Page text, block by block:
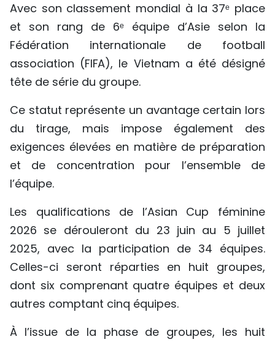
ENGLISH
中文
ESPAÑOL
Avec son classement mondial à la 37ᵉ place
et son rang de 6ᵉ équipe d’Asie selon la
Fédération internationale de football
association (FIFA), le Vietnam a été désigné
tête de série du groupe.
Ce statut représente un avantage certain lors
du tirage, mais impose également des
exigences élevées en matière de préparation
et de concentration pour l’ensemble de
l’équipe.
Les qualifications de l’Asian Cup féminine
2026 se dérouleront du 23 juin au 5 juillet
2025, avec la participation de 34 équipes.
Celles-ci seront réparties en huit groupes,
dont six comprenant quatre équipes et deux
autres comptant cinq équipes.
À l’issue de la phase de groupes, les huit